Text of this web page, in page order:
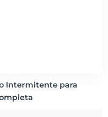
Intermitente para